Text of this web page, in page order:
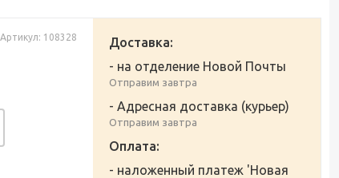
Артикул: 108328
Доставка:
- на отделение Новой Почты
Отправим завтра
- Адресная доставка (курьер)
Отправим завтра
Оплата:
- наложенный платеж 'Новая